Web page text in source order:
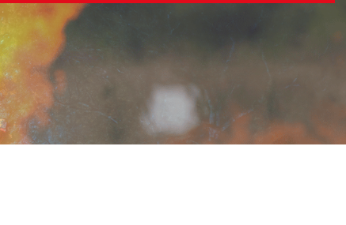
S’ENGAGER
Devenez sapeur-pompier volontaire
Devenez sapeur-pompier professionnel
Devenez jeune sapeur-pompier
Devenez agent administratif, technique ou spécialisé